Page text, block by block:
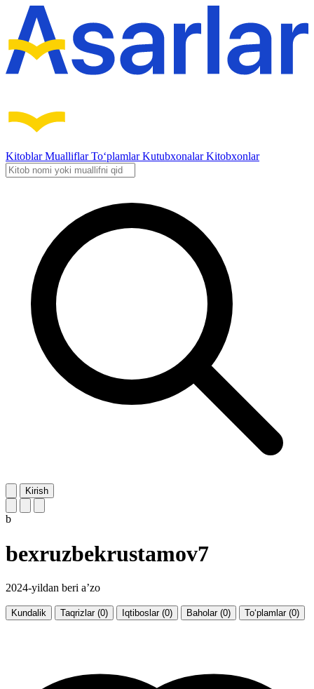
KitoblarMualliflarTo‘plamlarKutubxonalarKitobxonlar
Kirish
b
bexruzbekrustamov7
2024-yildan beri a’zo
Kundalik Taqrizlar (0) Iqtiboslar (0) Baholar (0) To‘plamlar (0)